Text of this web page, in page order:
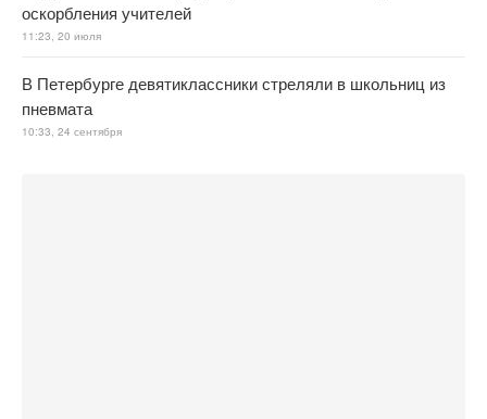
оскорбления учителей
11:23, 20 июля
В Петербурге девятиклассники стреляли в школьниц из
пневмата
10:33, 24 сентября